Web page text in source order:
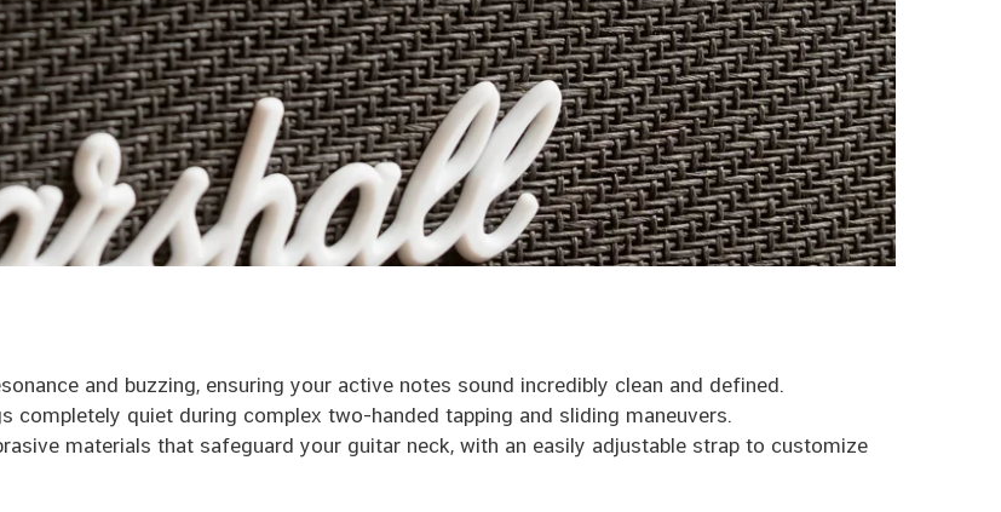
and buzzing, ensuring your active notes sound incredibly clean and defined.
completely quiet during complex two-handed tapping and sliding maneuvers.
materials that safeguard your guitar neck, with an easily adjustable strap to customize